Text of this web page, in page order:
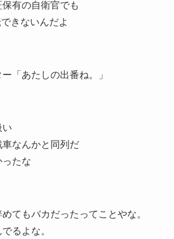
有の自衛官でも
きないんだよ
「あたしの出番ね。」
い
なんかと同列だ
たな
てもバカだったってことやな。
るよな。